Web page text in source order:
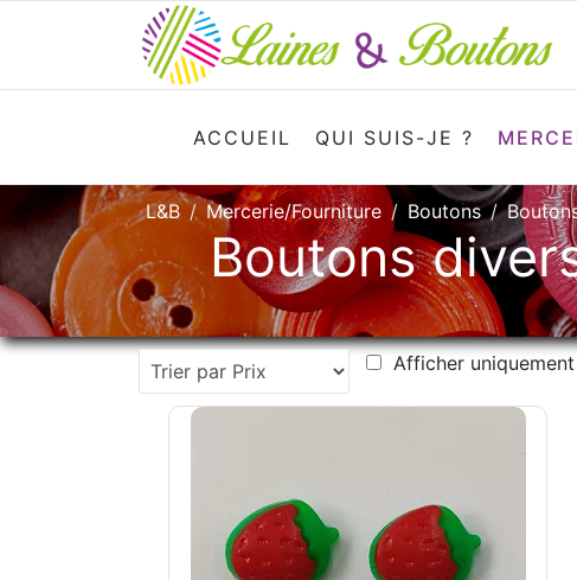
ACCUEIL QUI SUIS-JE ?
L&B Mercerie/Fourniture Boutons
Boutons
Afficher